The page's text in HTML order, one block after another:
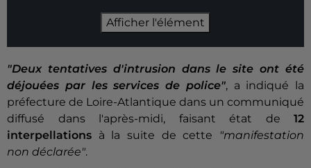
Afficher l'élément
"Deux tentatives d'intrusion dans le site ont été
déjouées par les services de police", a indiqué la
préfecture de Loire-Atlantique dans un communiqué
diffusé dans l'après-midi, faisant état de 12
interpellations à la suite de cette
"manifestation
non déclarée".